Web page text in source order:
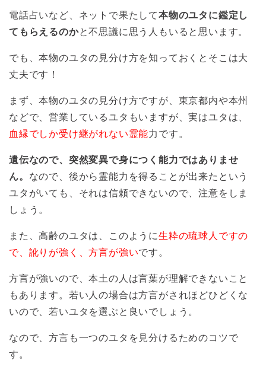
電話占いなど、ネットで果たして本物のユタに鑑定し
てもらえるのかと不思議に思う人もいると思います。
でも、本物のユタの見分け方を知っておくとそこは大
丈夫です！
まず、本物のユタの見分け方ですが、東京都内や本州
などで、営業しているユタもいますが、実はユタは、
血縁でしか受け継がれない霊能力です。
遺伝なので、突然変異で身につく能力ではありませ
ん。 なので、後から霊能力を得ることが出来たという
ユタがいても、それは信頼できないので、注意をしま
しょう。
また、高齢のユタは、このように生粋の琉球人ですの
で、訛りが強く、方言が強いです。
方言が強いので、本土の人は言葉が理解できないこと
もあります。若い人の場合は方言がされほどひどくな
いので、若いユタを選ぶと良いでしょう。
なので、方言も一つのユタを見分けるためのコツで
す。